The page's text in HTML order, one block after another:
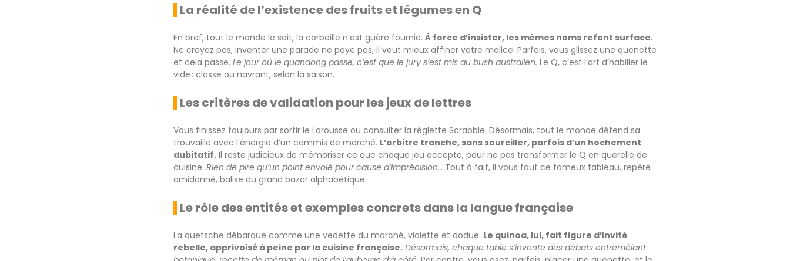
La réalité de l’existence des fruits et légumes en Q
En bref, tout le monde le sait, la corbeille n’est guère fournie. À force d’insister, les mêmes noms refont surface.
Ne croyez pas, inventer une parade ne paye pas, il vaut mieux affiner votre malice. Parfois, vous glissez une quenette
et cela passe. Le jour où le quandong passe, c’est que le jury s’est mis au bush australien. Le Q, c’est l’art d’habiller le
vide : classe ou navrant, selon la saison.
Les critères de validation pour les jeux de lettres
Vous finissez toujours par sortir le Larousse ou consulter la réglette Scrabble. Désormais, tout le monde défend sa
trouvaille avec l’énergie d’un commis de marché. L’arbitre tranche, sans sourciller, parfois d’un hochement
dubitatif. Il reste judicieux de mémoriser ce que chaque jeu accepte, pour ne pas transformer le Q en querelle de
cuisine. Rien de pire qu’un point envolé pour cause d’imprécision… Tout à fait, il vous faut ce fameux tableau, repère
amidonné, balise du grand bazar alphabétique.
Le rôle des entités et exemples concrets dans la langue française
La quetsche débarque comme une vedette du marché, violette et dodue. Le quinoa, lui, fait figure d’invité
rebelle, apprivoisé à peine par la cuisine française. Désormais, chaque table s’invente des débats entremêlant